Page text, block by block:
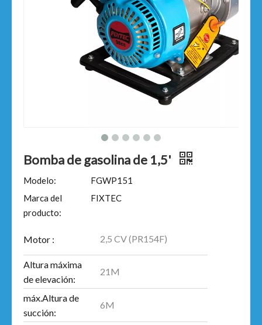
Bomba de gasolina de 1,5'
Modelo:
FGWP151
Marca del
producto:
FIXTEC
Motor : 2,5 CV (PR154F)
Altura máxima
de elevación:
21M
máx.Altura de
succión:
6M